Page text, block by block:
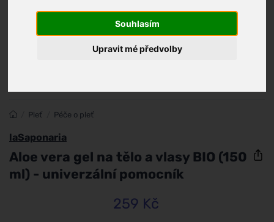
Souhlasím
Upravit mé předvolby
Pleť Péče o pleť
laSaponaria
Aloe vera gel na tělo a vlasy BIO (150
ml) - univerzální pomocník
259 Kč